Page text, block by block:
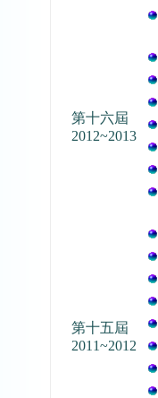
第十六屆
2012~2013
第十五屆
2011~2012